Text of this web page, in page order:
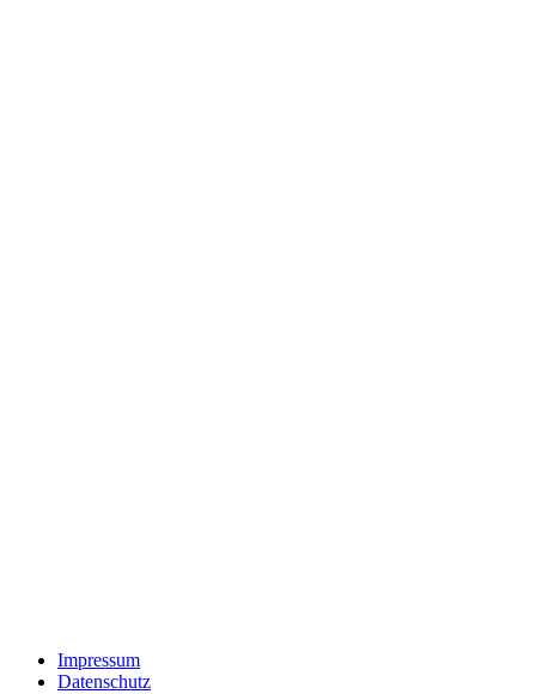
Impressum
Datenschutz